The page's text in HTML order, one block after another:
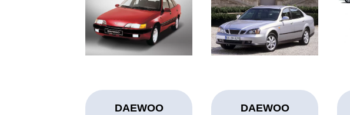
DAEWOO
DAEWOO